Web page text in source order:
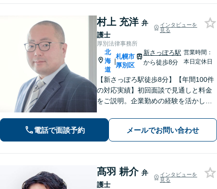
談対応】
村上 充洋 弁
護士
インタビューを
見る
厚別法律事務所
北
海
道
|
札幌市
厚別区
新さっぽろ駅
から徒歩8分
営業時間：
本日定休日
【新さっぽろ駅徒歩8分】【年間100件
の対応実績】初回面談で見通しと料金
をご説明。企業勤めの経験を活かし、
【Web面談可】オンライン相談対応も
しております。
電話で面談予約 メールでお問い合わせ
髙羽 耕介 弁
護士
インタビューを
見る